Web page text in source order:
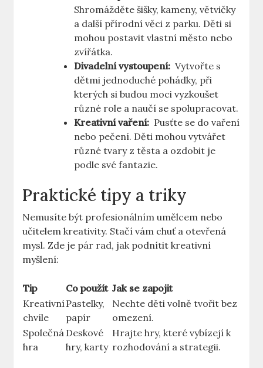
Shromážděte​ šišky, kameny, ​větvičky
a další přírodní věci‍ z parku. Děti si
mohou ⁤postavit vlastní⁢ město nebo
zvířátka.
Divadelní vystoupení: ‍ Vytvořte ‍s
dětmi jednoduché ⁢pohádky, při
⁣kterých si budou​ moci vyzkoušet
různé ⁤role ​a⁢ naučí se​ spolupracovat.
Kreativní vaření: ‌ Pusťte se⁣ do vaření
nebo pečení. Děti mohou ⁢vytvářet
různé tvary⁢ z ⁣těsta a ozdobit je
podle⁢ své fantazie.
Praktické tipy a ​triky
Nemusíte být profesionálním umělcem nebo
učitelem kreativity. Stačí vám chuť a ​otevřená⁢
mysl. Zde je pár rad, jak podnítit kreativní
myšlení:
Tip Co použít Jak ​se zapojit
Kreativní
⁤chvíle
Pastelky,‍
papír
Nechte děti⁢ volně tvořit bez
omezení.
Společná
hra
Deskové
hry, karty
Hrajte hry, které vybízejí k
rozhodování a ⁣strategii.